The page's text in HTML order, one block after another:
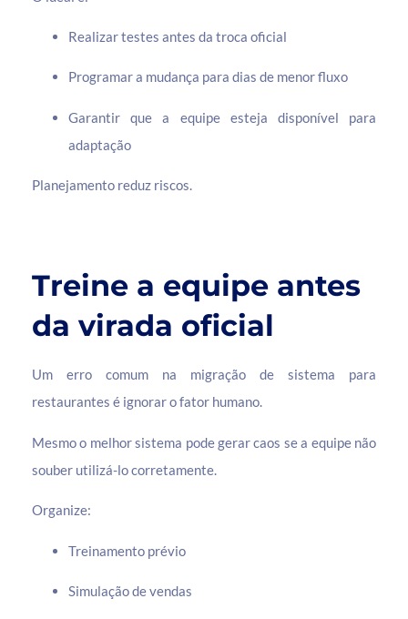
Realizar testes antes da troca oficial
Programar a mudança para dias de menor fluxo
Garantir que a equipe esteja disponível para
adaptação
Planejamento reduz riscos.
Treine a equipe antes
da virada oficial
Um erro comum na migração de sistema para
restaurantes é ignorar o fator humano.
Mesmo o melhor sistema pode gerar caos se a equipe não
souber utilizá-lo corretamente.
Organize:
Treinamento prévio
Simulação de vendas